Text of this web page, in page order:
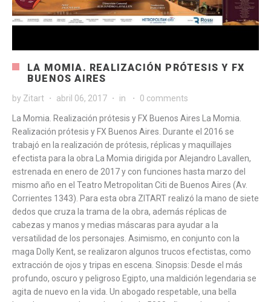
LA MOMIA. REALIZACIÓN PRÓTESIS Y FX
BUENOS AIRES
by Zitart abril 06, 2017 in 0 comments
La Momia. Realización prótesis y FX Buenos Aires La Momia.
Realización prótesis y FX Buenos Aires. Durante el 2016 se
trabajó en la realización de prótesis, réplicas y maquillajes
efectista para la obra La Momia dirigida por Alejandro Lavallen,
estrenada en enero de 2017 y con funciones hasta marzo del
mismo año en el Teatro Metropolitan Citi de Buenos Aires (Av.
Corrientes 1343). Para esta obra ZITART realizó la mano de siete
dedos que cruza la trama de la obra, además réplicas de
cabezas y manos y medias máscaras para ayudar a la
versatilidad de los personajes. Asimismo, en conjunto con la
maga Dolly Kent, se realizaron algunos trucos efectistas, como
extracción de ojos y tripas en escena. Sinopsis: Desde el más
profundo, oscuro y peligroso Egipto, una maldición legendaria se
agita de nuevo en la vida. Un abogado respetable, una bella